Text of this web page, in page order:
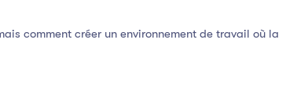
comment créer un environnement de travail où la